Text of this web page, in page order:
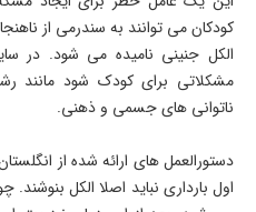
کودکان می توانند به سندرمی از
الکل جنینی نامیده می شود. در
مشکلاتی برای کودک شود مانند
ناتوانی های جسمی و ذهنی.
اول بارداری نباید اصلا الکل